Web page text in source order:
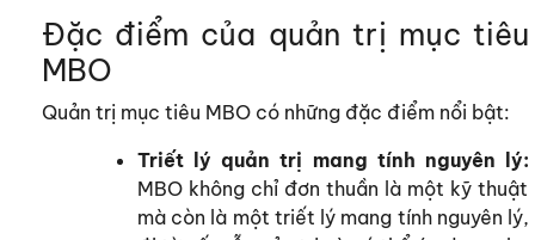
Đặc điểm của quản trị mục tiêu
MBO
Quản trị mục tiêu MBO có những đặc điểm nổi bật:
Triết lý quản trị mang tính nguyên lý:
MBO không chỉ đơn thuần là một kỹ thuật
mà còn là một triết lý mang tính nguyên lý,